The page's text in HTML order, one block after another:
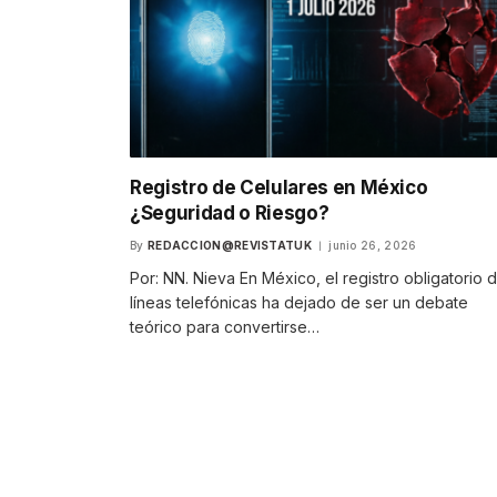
Registro de Celulares en México
¿Seguridad o Riesgo?
By REDACCION@REVISTATUK junio 26, 2026
Por: NN. Nieva En México, el registro obligatorio
líneas telefónicas ha dejado de ser un debate
teórico para convertirse…